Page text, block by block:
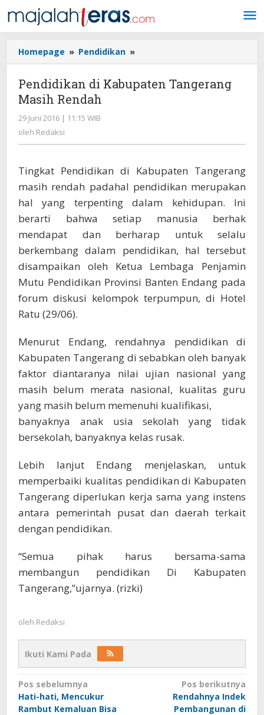
ke
konten
Homepage » Pendidikan »
di
Tangerang
Pendidikan di Kabupaten Tangerang
Masih Rendah
29 Juni 2016 | 11:15 WIB
oleh Redaksi
Tingkat Pendidikan di Kabupaten Tangerang
masih rendah padahal pendidikan merupakan
hal yang terpenting dalam kehidupan. Ini
berarti bahwa setiap manusia berhak
mendapat dan berharap untuk selalu
berkembang dalam pendidikan, hal tersebut
disampaikan oleh Ketua Lembaga Penjamin
Mutu Pendidikan Provinsi Banten Endang pada
forum diskusi kelompok terpumpun, di Hotel
Ratu (29/06).
Menurut Endang, rendahnya pendidikan di
Kabupaten Tangerang di sebabkan oleh banyak
faktor diantaranya nilai ujian nasional yang
masih belum merata nasional, kualitas guru
yang masih belum memenuhi kualifikasi,
banyaknya anak usia sekolah yang tidak
bersekolah, banyaknya kelas rusak.
Lebih lanjut Endang menjelaskan, untuk
memperbaiki kualitas pendidikan di Kabupaten
Tangerang diperlukan kerja sama yang instens
antara pemerintah pusat dan daerah terkait
dengan pendidikan.
“Semua pihak harus bersama-sama
membangun pendidikan Di Kabupaten
Tangerang,”ujarnya. (rizki)
oleh Redaksi
Ikuti Kami Pada
Navigasi
pos
Pos sebelumnya
Hati-hati, Mencukur
Rambut Kemaluan Bisa
Pos berikutnya
Rendahnya Indek
Pembangunan di